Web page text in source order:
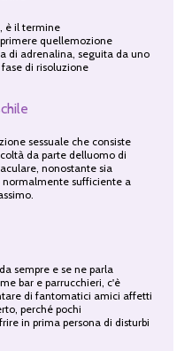
è il termine
quellemozione
di adrenalina, seguita da uno
di risoluzione
sessuale che consiste
da parte delluomo di
nonostante sia
normalmente sufficiente a
sempre e se ne parla
bar e parrucchieri, c'è
di fantomatici amici affetti
perché pochi
in prima persona di disturbi